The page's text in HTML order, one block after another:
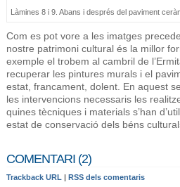
Làmines 8 i 9. Abans i després del paviment
Com es pot vore a les imatges
nostre patrimoni cultural és la millor
exemple el trobem al cambril de
recuperar les pintures murals i el
estat, francament, dolent. En aquest
les intervencions necessaris les
quines tècniques i materials s’han
estat de conservació dels béns
COMENTARI (2)
Trackback URL | RSS dels comentaris